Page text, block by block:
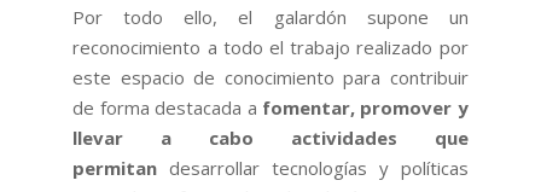
Por todo ello, el galardón supone un
reconocimiento a todo el trabajo realizado por
este espacio de conocimiento para contribuir
de forma destacada a fomentar, promover y
llevar a cabo actividades que
permitandesarrollar tecnologías y políticas